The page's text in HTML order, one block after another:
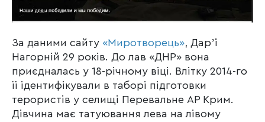
За даними сайту «Миротворець», Дарʼї
Нагорній 29 років. До лав «ДНР» вона
приєдналась у 18-річному віці. Влітку 2014-го
її ідентифікували в таборі підготовки
терористів у селищі Перевальне АР Крим.
Дівчина має татуювання лева на лівому